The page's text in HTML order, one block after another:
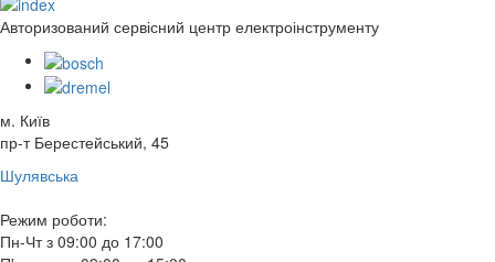
Авторизований сервісний центр електроінструменту
м. Київ
пр-т Берестейський, 45
Шулявська
Режим роботи:
Пн-Чт з 09:00 до 17:00